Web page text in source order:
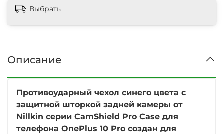
Выбрать
Описание
Противоударный чехол синего цвета с
защитной шторкой задней камеры от
Nillkin серии CamShield Pro Case для
телефона OnePlus 10 Pro создан для